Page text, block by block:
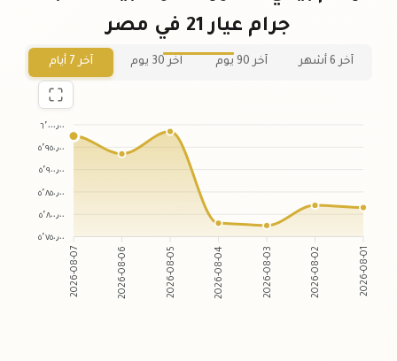
جرام عيار 21 في مصر
آخر 6 أشهر آخر 90 يوم آخر 30 يوم آخر 7 أيام
٦٬٠٠٠٫٠٠
٥٬٩٥٠٫٠٠
٥٬٩٠٠٫٠٠
٥٬٨٥٠٫٠٠
٥٬٨٠٠٫٠٠
٥٬٧٥٠٫٠٠
2026-08-07 2026-08-06 2026-08-05 2026-08-04 2026-08-03 2026-08-02 2026-08-01